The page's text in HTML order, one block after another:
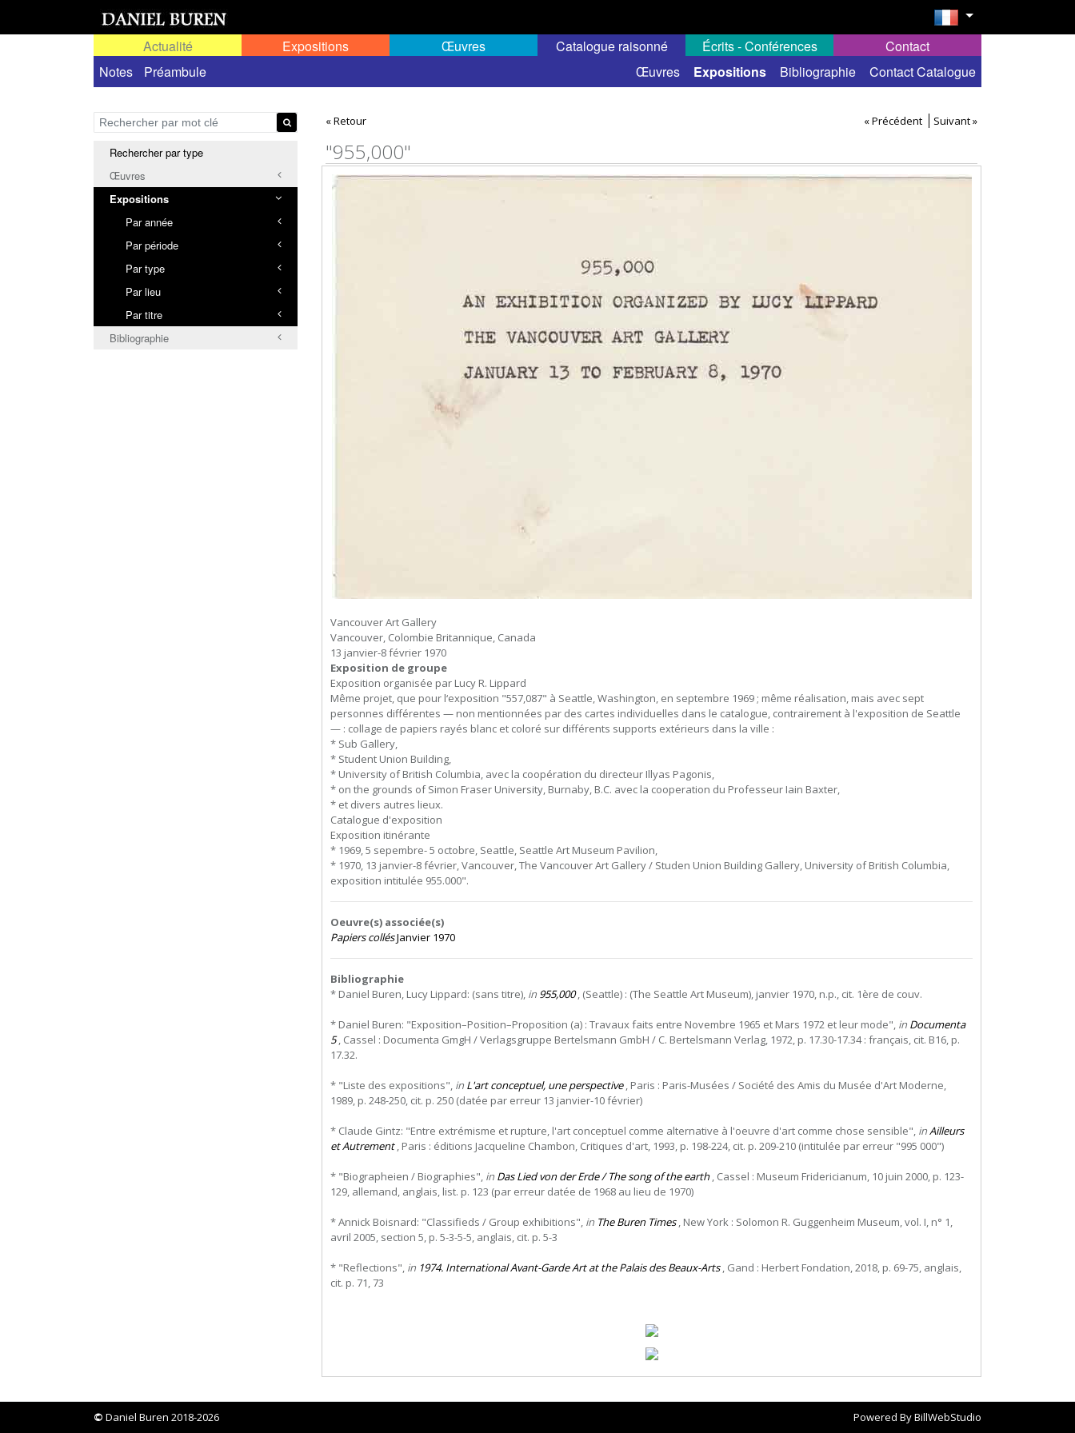
Actualité
Expositions
Toutes les expositions
Œuvres
Catalogue raisonné
Notes
Préambule Œuvres Expositions Bibliographie Contact Catalogue
Écrits - Conférences Contact
Rechercher par type
Œuvres
Expositions
Par année
Par période
Par type
Par lieu
Par titre
Bibliographie
« Retour « Précédent Suivant »
"955,000"
Vancouver Art Gallery
Vancouver, Colombie Britannique, Canada
13 janvier-8 février 1970
Exposition de groupe
Exposition organisée par Lucy R. Lippard
Même projet, que pour l‘exposition "557,087" à Seattle, Washington, en septembre 1969 ; même réalisation, mais avec sept
personnes différentes — non mentionnées par des cartes individuelles dans le catalogue, contrairement à l'exposition de Seattle
— : collage de papiers rayés blanc et coloré sur différents supports extérieurs dans la ville :
* Sub Gallery,
* Student Union Building,
* University of British Columbia, avec la coopération du directeur Illyas Pagonis,
* on the grounds of Simon Fraser University, Burnaby, B.C. avec la cooperation du Professeur Iain Baxter,
* et divers autres lieux.
Catalogue d'exposition
Exposition itinérante
* 1969, 5 sepembre- 5 octobre, Seattle, Seattle Art Museum Pavilion,
* 1970, 13 janvier-8 février, Vancouver, The Vancouver Art Gallery / Studen Union Building Gallery, University of British Columbia,
exposition intitulée 955.000".
Oeuvre(s) associée(s)
Papiers collésJanvier 1970
Bibliographie
* Daniel Buren, Lucy Lippard: (sans titre), in 955,000, (Seattle) : (The Seattle Art Museum), janvier 1970, n.p., cit. 1ère de couv.
* Daniel Buren: "Exposition–Position–Proposition (a) : Travaux faits entre Novembre 1965 et Mars 1972 et leur mode", in Documenta
5, Cassel : Documenta GmgH / Verlagsgruppe Bertelsmann GmbH / C. Bertelsmann Verlag, 1972, p. 17.30-17.34 : français, cit. B16, p.
17.32.
* "Liste des expositions", in L'art conceptuel, une perspective, Paris : Paris-Musées / Société des Amis du Musée d'Art Moderne,
1989, p. 248-250, cit. p. 250 (datée par erreur 13 janvier-10 février)
* Claude Gintz: "Entre extrémisme et rupture, l'art conceptuel comme alternative à l'oeuvre d'art comme chose sensible", inAilleurs
et Autrement, Paris : éditions Jacqueline Chambon, Critiques d'art, 1993, p. 198-224, cit. p. 209-210 (intitulée par erreur "995 000")
* "Biographeien / Biographies", in Das Lied von der Erde / The song of the earth, Cassel : Museum Fridericianum, 10 juin 2000, p. 123-
129, allemand, anglais, list. p. 123 (par erreur datée de 1968 au lieu de 1970)
* Annick Boisnard: "Classifieds / Group exhibitions", in The Buren Times, New York : Solomon R. Guggenheim Museum, vol. I, n° 1,
avril 2005, section 5, p. 5-3-5-5, anglais, cit. p. 5-3
* "Reflections", in 1974. International Avant-Garde Art at the Palais des Beaux-Arts, Gand : Herbert Fondation, 2018, p. 69-75, anglais,
cit. p. 71, 73
© Daniel Buren 2018-2026 Powered ByBillWebStudio